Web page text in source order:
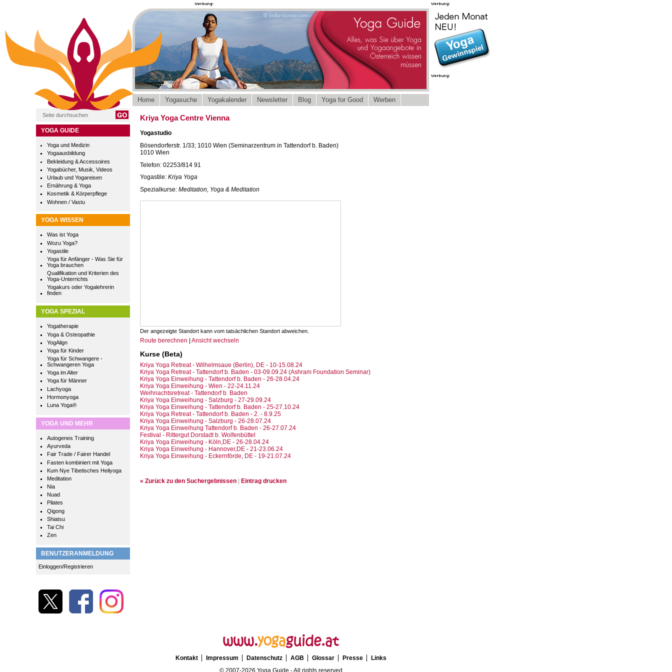
YOGA GUIDE
Yoga und Medizin
Yogaausbildung
Bekleidung & Accessoires
Yogabücher, Musik, Videos
Urlaub und Yogareisen
Ernährung & Yoga
Kosmetik & Körperpflege
Wohnen / Vastu
YOGA WISSEN
Was ist Yoga
Wozu Yoga?
Yogastile
Yoga für Anfänger - Was Sie für
Yoga brauchen
Qualifikation und Kriterien des
Yoga-Unterrichts
Yogakurs oder Yogalehrerin
finden
YOGA SPEZIAL
Yogatherapie
Yoga & Osteopathie
YogAlign
Yoga für Kinder
Yoga für Schwangere -
Schwangeren Yoga
Yoga im Alter
Yoga für Männer
Lachyoga
Hormonyoga
Luna Yoga®
YOGA UND MEHR
Autogenes Training
Ayurveda
Fair Trade / Fairer Handel
Fasten kombiniert mit Yoga
Kum Nye Tibetisches Heilyoga
Meditation
Nia
Nuad
Pilates
Qigong
Shiatsu
Tai Chi
Zen
BENUTZERANMELDUNG
Einloggen/Registrieren
Home Yogasuche Yogakalender Newsletter Blog Yoga for Good Werben
Kriya Yoga Centre Vienna
Yogastudio
Bösendorferstr. 1/33; 1010 Wien (Seminarzentrum in Tattendorf b. Baden)
1010 Wien
Telefon: 02253/814 91
Yogastile: Kriya Yoga
Spezialkurse: Meditation, Yoga & Meditation
Der angezeigte Standort kann vom tatsächlichen Standort abweichen.
Route berechnen | Ansicht wechseln
Kurse (Beta)
Kriya Yoga Retreat - Wilhelmsaue (Berlin), DE - 10-15.08.24
Kriya Yoga Retreat - Tattendorf b. Baden - 03-09.09.24 (Ashram Foundation Seminar)
Kriya Yoga Einweihung - Tattendorf b. Baden - 26-28.04.24
Kriya Yoga Einweihung - Wien - 22-24.11.24
Weihnachtsretreat - Tattendorf b. Baden
Kriya Yoga Einweihung - Salzburg - 27-29.09.24
Kriya Yoga Einweihung - Tattendorf b. Baden - 25-27.10.24
Kriya Yoga Retreat - Tattendorf b. Baden - 2. - 8.9.25
Kriya Yoga Einweihung - Salzburg - 26-28.07.24
Kriya Yoga Einweihung Tattendorf b. Baden - 26-27.07.24
Festival - Rittergut Dorstadt b. Wolfenbüttel
Kriya Yoga Einweihung - Köln,DE - 26-28.04.24
Kriya Yoga Einweihung - Hannover,DE - 21-23.06.24
Kriya Yoga Einweihung - Eckernförde, DE - 19-21.07.24
« Zurück zu den Suchergebnissen | Eintrag drucken
Kontakt Impressum Datenschutz AGB Glossar Presse
Links
© 2007-2026 Yoga Guide - All rights reserved